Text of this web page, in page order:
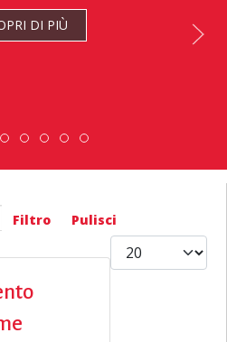
DI PIÙ
Volontariato internazionale
Scambio Giovanile » 19 - 28
DiscoverEu Inclusion
Scopri dove sono i
Filtro Pulisci
Visualizza #